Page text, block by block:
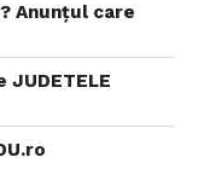
Anunțul care
JUDETELE